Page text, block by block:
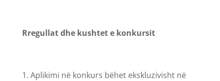
Rregullat dhe kushtet e konkursit
Aplikimi në konkurs bëhet ekskluzivisht në